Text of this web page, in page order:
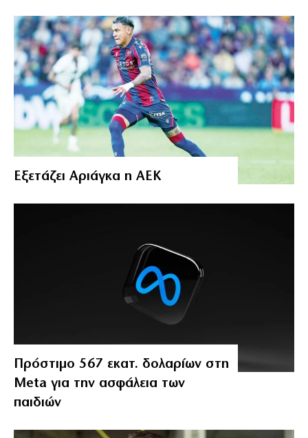
Εξετάζει Αριάγκα η ΑΕΚ
Πρόστιμο 567 εκατ. δολαρίων στη
Meta για την ασφάλεια των
παιδιών